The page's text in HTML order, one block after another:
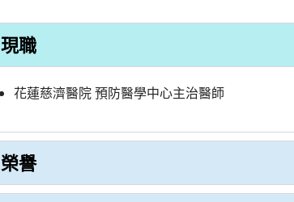
現職
花蓮慈濟醫院 預防醫學中心主治醫師
榮譽